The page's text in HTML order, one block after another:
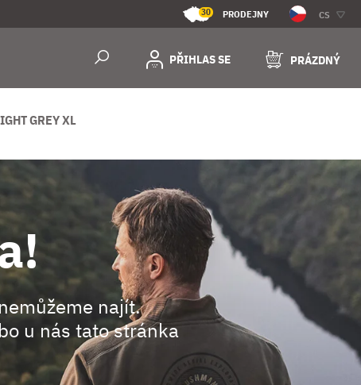
30 PRODEJNY CS
PŘIHLAS SE PRÁZDNÝ
GREY XL
najít.
u nás tato stránka